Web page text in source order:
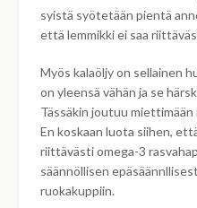
syistä syötetään pientä
että lemmikki ei saa
Myös kalaöljy on sellainen
on yleensä vähän ja se
Tässäkin joutuu
En koskaan luota siihen,
riittävästi omega-3
säännöllisen
ruokakuppiin.